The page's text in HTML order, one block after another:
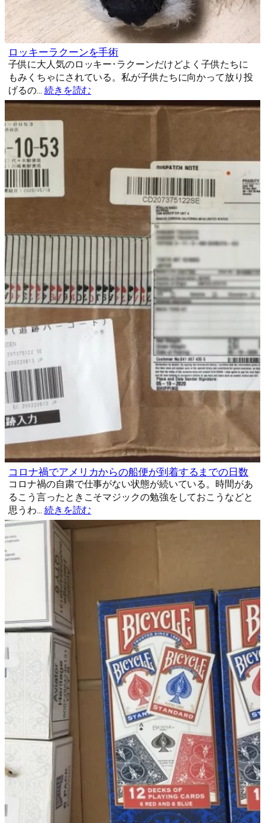
ロッキーラクーンを手術
子供に大人気のロッキー･ラクーンだけどよく子供たちに
もみくちゃにされている。私が子供たちに向かって放り投
げるの…続きを読む
コロナ禍でアメリカからの船便が到着するまでの日数
コロナ禍の自粛で仕事がない状態が続いている。時間があ
るこう言ったときこそマジックの勉強をしておこうなどと
思うわ…続きを読む